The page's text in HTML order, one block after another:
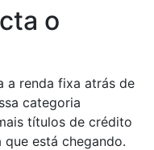
o
a renda fixa atrás de
categoria
títulos de crédito
está chegando.